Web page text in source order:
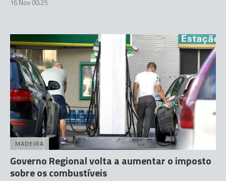
16 Nov 00:25
MADEIRA
Governo Regional volta a aumentar o imposto
sobre os combustíveis